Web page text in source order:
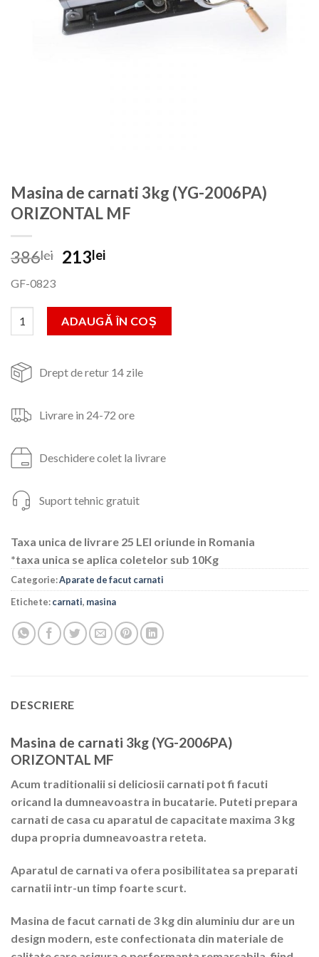
Masina de carnati 3kg (YG-2006PA)
ORIZONTAL MF
386lei Prețul
fost:
386lei.
213leiPrețul
213lei.
GF-0823
Cantitate Masina de carnati 3kg (YG-2006PA) ORIZONTAL MF
ADAUGĂ ÎN COȘ
Drept de retur 14 zile
Livrare in 24-72 ore
Deschidere colet la livrare
Suport tehnic gratuit
Taxa unica de livrare 25 LEI oriunde in Romania
*taxa unica se aplica coletelor sub 10Kg
Categorie:Aparate de facut carnati
Etichete:carnati, masina
DESCRIERE
Masina de carnati 3kg (YG-2006PA)
ORIZONTAL MF
Acum traditionalii si deliciosii carnati pot fi facuti
oricand la dumneavoastra in bucatarie. Puteti prepara
carnati de casa cu aparatul de capacitate maxima 3 kg
dupa propria dumneavoastra reteta.
Aparatul de carnati va ofera posibilitatea sa preparati
carnatii intr-un timp foarte scurt.
Masina de facut carnati de 3 kg din aluminiu dur are un
design modern, este confectionata din materiale de